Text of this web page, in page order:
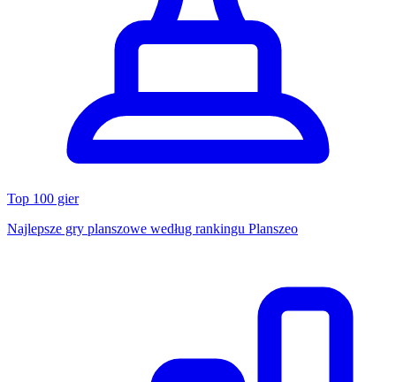
Top 100 gier
Najlepsze gry planszowe według rankingu Planszeo